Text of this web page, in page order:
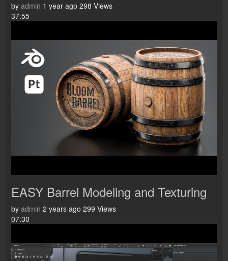
by admin 1 year ago 298 Views
37:55
EASY Barrel Modeling and Texturing
by admin 2 years ago 299 Views
07:30